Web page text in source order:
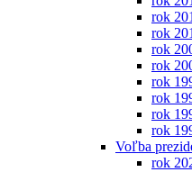
rok
rok
rok
rok
rok
rok
rok
rok
Voľba
rok